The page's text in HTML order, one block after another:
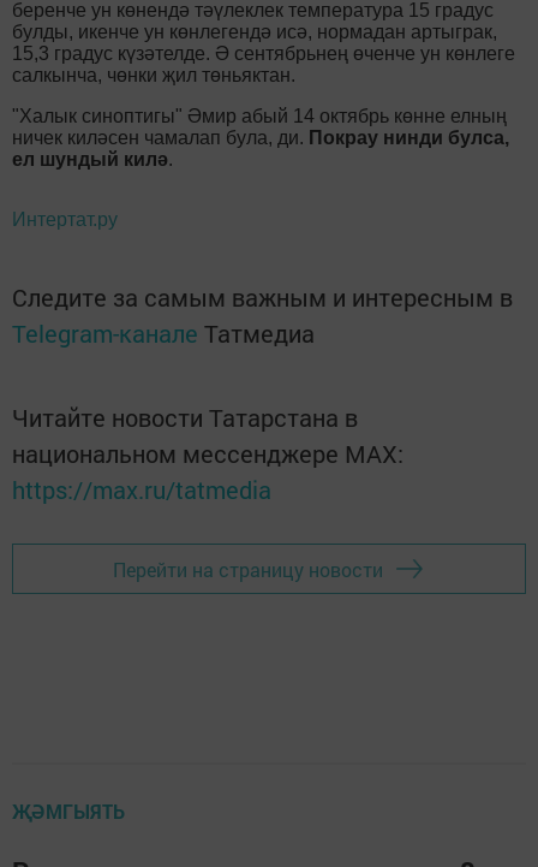
беренче ун көнендә тәүлеклек температура 15 градус
булды, икенче ун көнлегендә исә, нормадан артыграк,
15,3 градус күзәтелде. Ә сентябрьнең өченче ун көнлеге
салкынча, чөнки җил төньяктан.
"Халык синоптигы" Әмир абый 14 октябрь көнне елның
ничек киләсен чамалап була, ди. Покрау нинди булса,
ел шундый килә.
Интертат.ру
Следите за самым важным и интересным в
Telegram-канале Татмедиа
Читайте новости Татарстана в
национальном мессенджере MАХ:
https://max.ru/tatmedia
Перейти на страницу новости
ҖӘМГЫЯТЬ